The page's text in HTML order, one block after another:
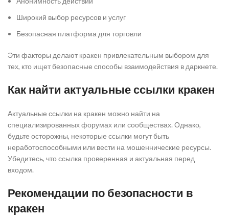
Широкий выбор ресурсов и услуг
Безопасная платформа для торговли
Эти факторы делают кракен привлекательным выбором для
тех, кто ищет безопасные способы взаимодействия в даркнете.
Как найти актуальные ссылки кракен
Актуальные ссылки на кракен можно найти на
специализированных форумах или сообществах. Однако,
будьте осторожны, некоторые ссылки могут быть
неработоспособными или вести на мошеннические ресурсы.
Убедитесь, что ссылка проверенная и актуальная перед
входом.
Рекомендации по безопасности в
кракен